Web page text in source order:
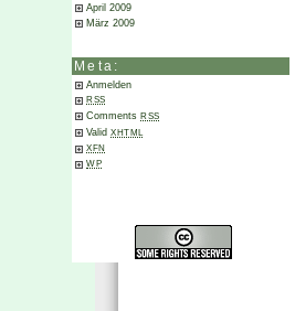
April 2009
März 2009
Meta:
Anmelden
RSS
Comments RSS
Valid XHTML
XFN
WP